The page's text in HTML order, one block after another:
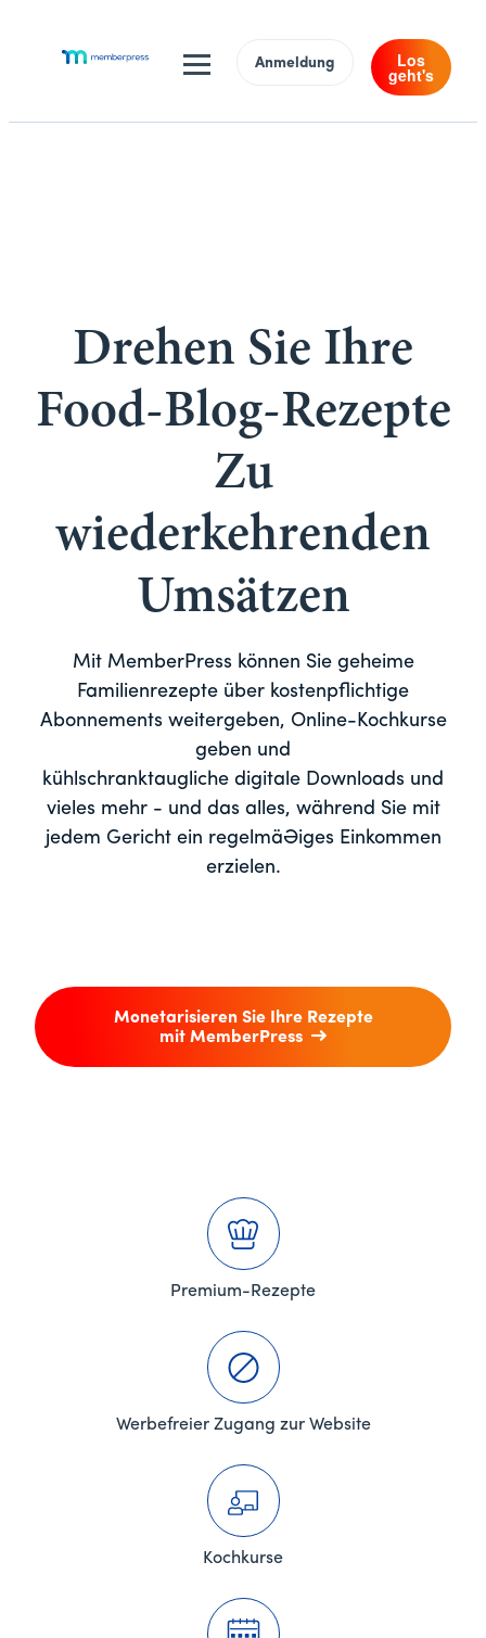
Anmeldung Los
geht's
Drehen Sie Ihre
Food-Blog-Rezepte
Zu
wiederkehrenden
Umsätzen
Mit MemberPress können Sie geheime
Familienrezepte über kostenpflichtige
Abonnements weitergeben, Online-Kochkurse
geben und
kühlschranktaugliche digitale Downloads und
vieles mehr - und das alles, während Sie mit
jedem Gericht ein regelmäßiges Einkommen
erzielen.
Monetarisieren Sie Ihre Rezepte
mit MemberPress
Premium-Rezepte
Werbefreier Zugang zur Website
Kochkurse